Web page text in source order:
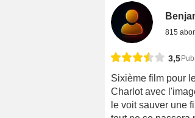
815
3,5
Sixième film pour
Charlot avec
le voit sauver une